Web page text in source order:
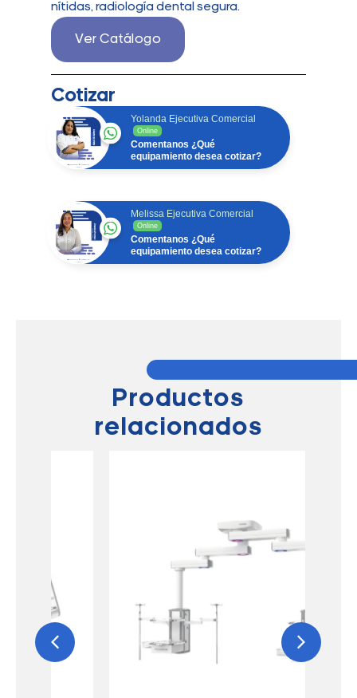
nítidas, radiología dental segura.
Ver Catálogo
Cotizar
Yolanda Ejecutiva Comercial
Online
Comentanos ¿Qué
equipamiento desea cotizar?
Melissa Ejecutiva Comercial
Online
Comentanos ¿Qué
equipamiento desea cotizar?
Productos
relacionados